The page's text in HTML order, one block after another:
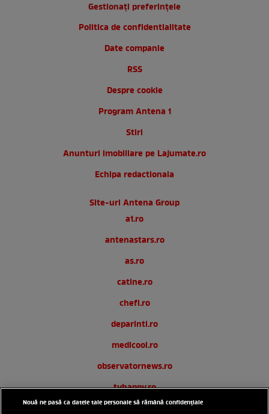
Gestionați preferințele
Politica de confidentialitate
Date companie
RSS
Despre cookie
Program Antena 1
Stiri
Anunturi imobiliare pe Lajumate.ro
Echipa redactionala
Site-uri Antena Group
a1.ro
antenastars.ro
as.ro
catine.ro
chefi.ro
deparinti.ro
medicool.ro
observatornews.ro
tvhappy.ro
useit.ro
Nouă ne pasă ca datele tale personale să rămână confidențiale